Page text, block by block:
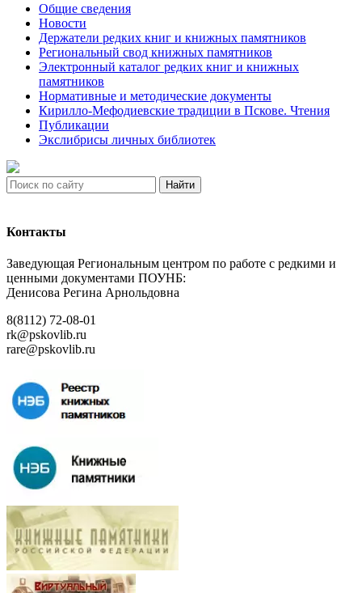
Общие сведения
Новости
Держатели редких книг и книжных памятников
Региональный свод книжных памятников
Электронный каталог редких книг и книжных
памятников
Нормативные и методические документы
Кирилло-Мефодиевские традиции в Пскове. Чтения
Публикации
Экслибрисы личных библиотек
Найти
Контакты
Заведующая Региональным центром по работе с редкими и
ценными документами ПОУНБ:
Денисова Регина Арнольдовна
8(8112) 72-08-01
rk@pskovlib.ru
rare@pskovlib.ru